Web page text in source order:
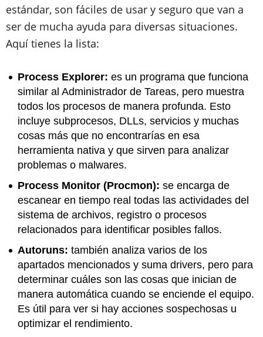
estándar, son fáciles de usar y seguro que van a
ser de mucha ayuda para diversas situaciones.
Aquí tienes la lista:
Process Explorer: es un programa que funciona
similar al Administrador de Tareas, pero muestra
todos los procesos de manera profunda. Esto
incluye subprocesos, DLLs, servicios y muchas
cosas más que no encontrarías en esa
herramienta nativa y que sirven para analizar
problemas o malwares.
Process Monitor (Procmon): se encarga de
escanear en tiempo real todas las actividades del
sistema de archivos, registro o procesos
relacionados para identificar posibles fallos.
Autoruns: también analiza varios de los
apartados mencionados y suma drivers, pero para
determinar cuáles son las cosas que inician de
manera automática cuando se enciende el equipo.
Es útil para ver si hay acciones sospechosas u
optimizar el rendimiento.